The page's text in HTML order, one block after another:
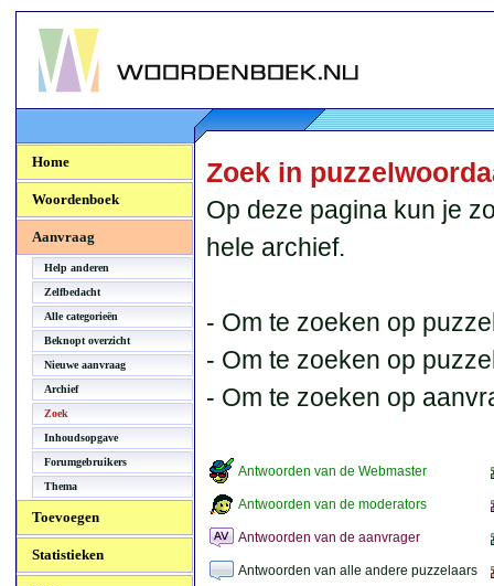
Woordenboek.NU
Home
Woordenboek
Aanvraag
Help anderen
Zelfbedacht
Alle categorieën
Beknopt overzicht
Nieuwe aanvraag
Archief
Zoek
Inhoudsopgave
Forumgebruikers
Thema
Toevoegen
Statistieken
Zoek in
Op deze pagina kun je
hele archief.
- Om te zoeken op
- Om te zoeken op
- Om te zoeken op
Antwoorden van de Webmaster
Antwoorden van de moderators
Antwoorden van de aanvrager
Antwoorden van alle andere puzzelaars